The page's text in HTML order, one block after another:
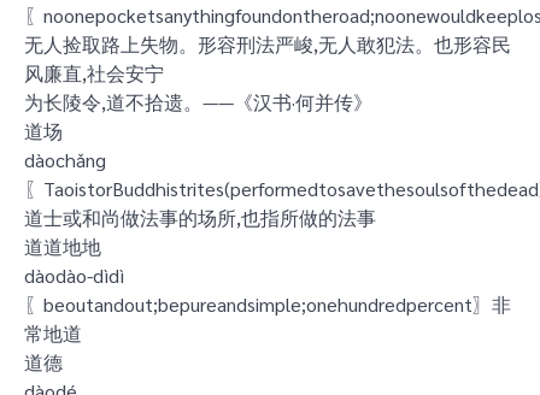
〖
无人捡取路上失物。形容刑法严峻,无人敢犯法。也形容民
风廉直,社会安宁
为长陵令,道不拾遗。——《汉书·何并传》
道场
dàochǎng
〖
道士或和尚做法事的场所,也指所做的法事
道道地地
dàodào-dìdì
〖beoutandout;bepureandsimple;onehundredpercent〗非
常地道
道德